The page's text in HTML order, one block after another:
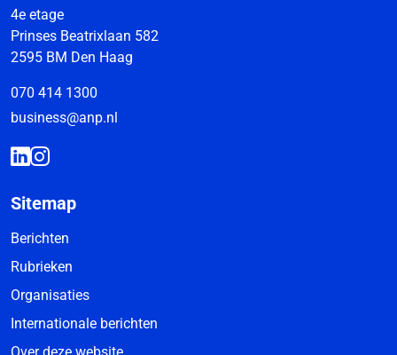
4e etage
Prinses Beatrixlaan 582
2595 BM Den Haag
070 414 1300
business@anp.nl
Sitemap
Berichten
Rubrieken
Organisaties
Internationale berichten